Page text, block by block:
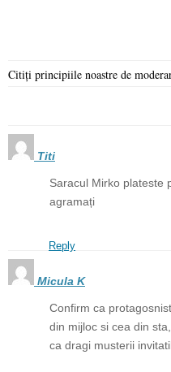
Citiți principiile noastre de
Titi
Saracul Mirko plateste
agramați
Reply
Micula K
Confirm ca
din mijloc si cea din
ca dragi musterii